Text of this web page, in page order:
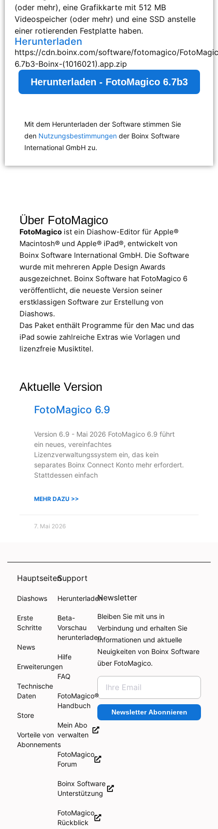
(oder mehr), eine Grafikkarte mit 512 MB
Videospeicher (oder mehr) und eine SSD anstelle
einer rotierenden Festplatte haben.
Herunterladen
https://cdn.boinx.com/software/fotomagico/
6.7b3-Boinx-(1016021).app.zip
Herunterladen - FotoMagico 6.7b3
Mit dem Herunterladen der Software stimmen Sie
den Nutzungsbestimmungen der Boinx Software
International GmbH zu.
Über FotoMagico
FotoMagico ist ein Diashow-Editor für Apple®
Macintosh® und Apple® iPad®, entwickelt von
Boinx Software International GmbH. Die Software
wurde mit mehreren Apple Design Awards
ausgezeichnet. Boinx Software hat FotoMagico 6
veröffentlicht, die neueste Version seiner
erstklassigen Software zur Erstellung von
Diashows.
Das Paket enthält Programme für den Mac und das
iPad sowie zahlreiche Extras wie Vorlagen und
lizenzfreie Musiktitel.
Aktuelle Version
FotoMagico 6.9
Version 6.9 - Mai 2026 FotoMagico 6.9 führt
ein neues, vereinfachtes
Lizenzverwaltungssystem ein, das kein
separates Boinx Connect Konto mehr erfordert.
Stattdessen einfach
MEHR DAZU >>
7. Mai 2026
Hauptseiten
Diashows
Erste
Schritte
News
Erweiterungen
Technische
Daten
Store
Vorteile von
Abonnements
Support
Herunterladen
Beta-
Vorschau
herunterladen
Hilfe
FAQ
FotoMagico®
Handbuch
Mein Abo
verwalten
FotoMagico
Forum
Boinx Software
Unterstützung
FotoMagico
Rückblick
Newsletter
Bleiben Sie mit uns in
Verbindung und erhalten Sie
Informationen und aktuelle
Neuigkeiten von Boinx Software
über FotoMagico.
Newsletter Abonnieren